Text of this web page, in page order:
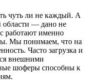
чуть ли не каждый. А
области — дано не
работают именно
Мы понимаем, что на
Часто загрузка и
внешними
шоферы способны к